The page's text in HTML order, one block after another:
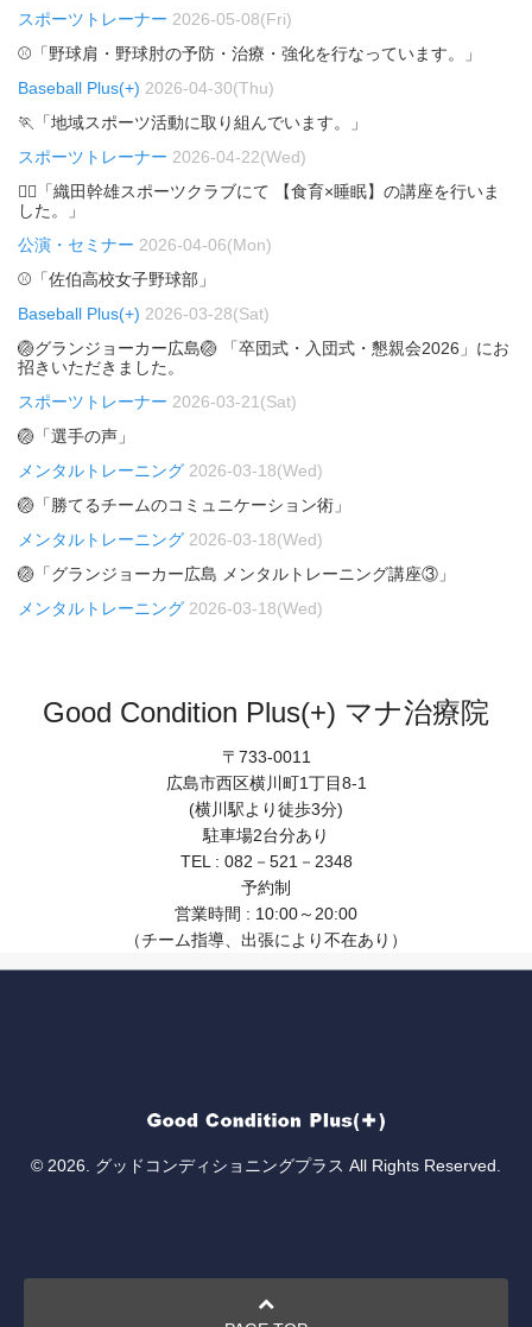
スポーツトレーナー 2026-05-08(Fri)
⚾「野球肩・野球肘の予防・治療・強化を行なっています。」
Baseball Plus(+) 2026-04-30(Thu)
🏃「地域スポーツ活動に取り組んでいます。」
スポーツトレーナー 2026-04-22(Wed)
🏃‍♂️「織田幹雄スポーツクラブにて 【食育×睡眠】の講座を行いま
した。」
公演・セミナー 2026-04-06(Mon)
⚾「佐伯高校女子野球部」
Baseball Plus(+) 2026-03-28(Sat)
🏐グランジョーカー広島🏐 「卒団式・入団式・懇親会2026」にお
招きいただきました。
スポーツトレーナー 2026-03-21(Sat)
🏐「選手の声」
メンタルトレーニング 2026-03-18(Wed)
🏐「勝てるチームのコミュニケーション術」
メンタルトレーニング 2026-03-18(Wed)
🏐「グランジョーカー広島 メンタルトレーニング講座③」
メンタルトレーニング 2026-03-18(Wed)
Good Condition Plus(+) マナ治療院
〒733-0011
広島市西区横川町1丁目8-1
(横川駅より徒歩3分)
駐車場2台分あり
TEL : 082－521－2348
予約制
営業時間 : 10:00～20:00
（チーム指導、出張により不在あり）
© 2026. グッドコンディショニングプラス All Rights Reserved.